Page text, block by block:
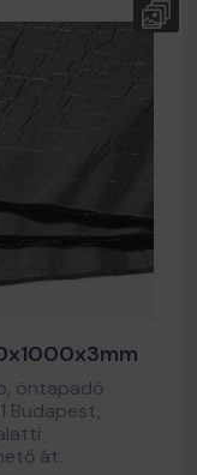
öntapadó
Budapest,
át.